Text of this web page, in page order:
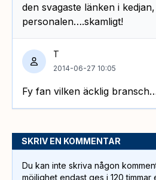
den svagaste länken i kedjan,
personalen….skamligt!
T
2014-06-27 10:05
Fy fan vilken äcklig
SKRIV EN KOMMENTAR
Du kan inte skriva någon
möjlighet endast ges i 120